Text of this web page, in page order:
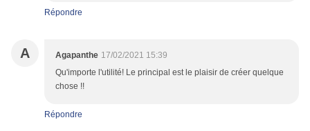
Répondre
A Agapanthe 17/02/2021 15:39
Qu'importe l'utilité! Le principal est le plaisir de créer quelque
chose !!
Répondre